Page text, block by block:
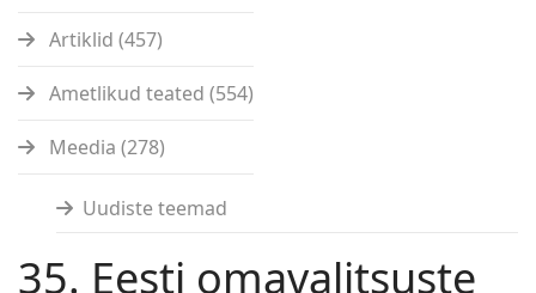
Artiklid (457)
Ametlikud teated (554)
Meedia (278)
Uudiste teemad
35. Eesti omavalitsuste